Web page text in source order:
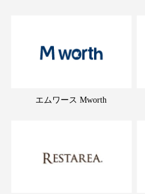
エムワース Mworth